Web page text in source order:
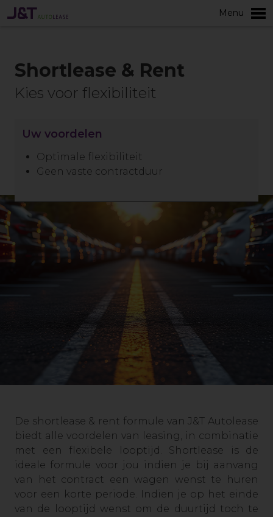
Menu
Shortlease & Rent
Kies voor flexibiliteit
Uw voordelen
Optimale flexibiliteit
Geen vaste contractduur
De shortlease & rent formule van J&T Autolease
biedt alle voordelen van leasing, in combinatie
met een flexibele looptijd. Shortlease is de
ideale formule voor jou indien je bij aanvang
van het contract een wagen wenst te huren
voor een korte periode. Indien je op het einde
van de looptijd wenst om de duurtijd toch te